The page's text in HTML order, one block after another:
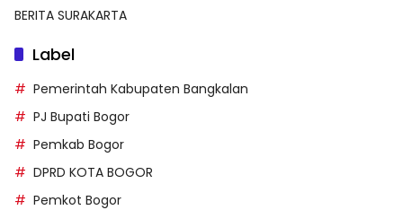
BERITA SURAKARTA
Label
Pemerintah Kabupaten Bangkalan
PJ Bupati Bogor
Pemkab Bogor
DPRD KOTA BOGOR
Pemkot Bogor